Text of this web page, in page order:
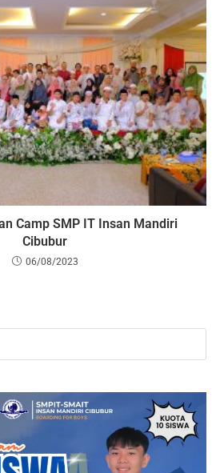
Camp SMP IT Insan Mandiri
Cibubur
06/08/2023